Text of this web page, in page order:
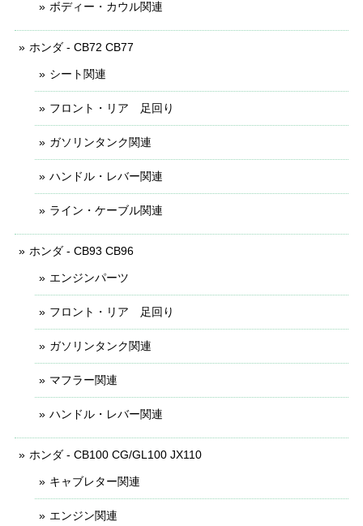
ボディー・カウル関連
ホンダ - CB72 CB77
シート関連
フロント・リア 足回り
ガソリンタンク関連
ハンドル・レバー関連
ライン・ケーブル関連
ホンダ - CB93 CB96
エンジンパーツ
フロント・リア 足回り
ガソリンタンク関連
マフラー関連
ハンドル・レバー関連
ホンダ - CB100 CG/GL100 JX110
キャブレター関連
エンジン関連